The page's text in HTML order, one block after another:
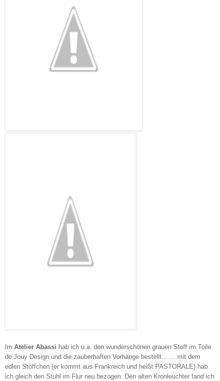
Im Atelier Abassi hab ich u.a. den wunderschönen grauen Stoff im Toile
de Jouy Design und die zauberhaften Vorhänge bestellt........mit dem
edlen Stöffchen (er kommt aus Frankreich und heißt PASTORALE) hab
ich gleich den Stuhl im Flur neu bezogen. Den alten Kronleuchter fand ich